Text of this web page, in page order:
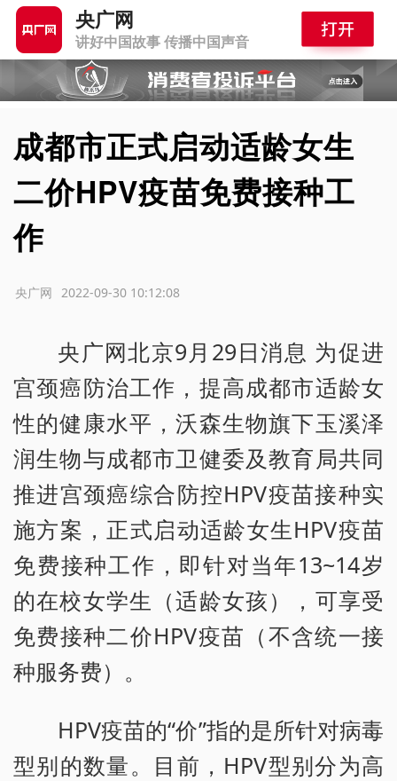
央广网
讲好中国故事 传播中国声音
成都市正式启动适龄女生
二价HPV疫苗免费接种工
作
2022-09-30 10:12:08
央广网
央广网北京9月29日消息 为促进
宫颈癌防治工作，提高成都市适龄女
性的健康水平，沃森生物旗下玉溪泽
润生物与成都市卫健委及教育局共同
推进宫颈癌综合防控HPV疫苗接种实
施方案，正式启动适龄女生HPV疫苗
免费接种工作，即针对当年13~14岁
的在校女学生（适龄女孩），可享受
免费接种二价HPV疫苗（不含统一接
种服务费）。
HPV疫苗的“价”指的是所针对病毒
型别的数量。目前，HPV型别分为高